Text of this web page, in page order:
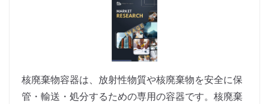
核廃棄物容器は、放射性物質や核廃棄物を安全に保
管・輸送・処分するための専用の容器です。核廃棄